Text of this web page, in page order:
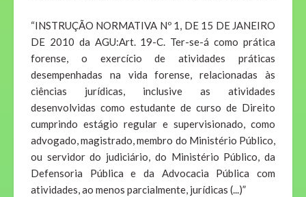
“INSTRUÇÃO NORMATIVA Nº 1, DE 15 DE JANEIRO
DE 2010 da AGU:Art. 19-C. Ter-se-á como prática
forense, o exercício de atividades práticas
desempenhadas na vida forense, relacionadas às
ciências jurídicas, inclusive as atividades
desenvolvidas como estudante de curso de Direito
cumprindo estágio regular e supervisionado, como
advogado, magistrado, membro do Ministério Público,
ou servidor do judiciário, do Ministério Público, da
Defensoria Pública e da Advocacia Pública com
atividades, ao menos parcialmente, jurídicas (...)”